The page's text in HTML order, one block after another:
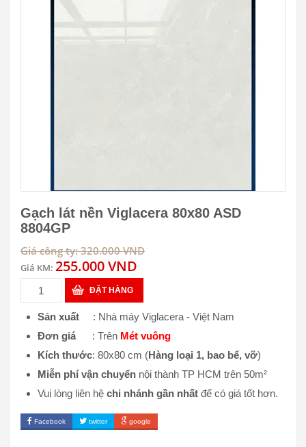
Gạch lát nền Viglacera 80x80 ASD
8804GP
Giá công ty: 320.000 VND
Giá KM: 255.000 VND
ĐẶT HÀNG
Sản xuất : Nhà máy Viglacera - Việt Nam
Đơn giá : Trên Mét vuông
Kích thước: 80x80 cm (Hàng loại 1, bao bể, vỡ)
Miễn phí vận chuyển nội thành TP HCM trên 50m²
Vui lòng liên hệ chi nhánh gần nhất để có giá tốt hơn.
Facebook twitter google